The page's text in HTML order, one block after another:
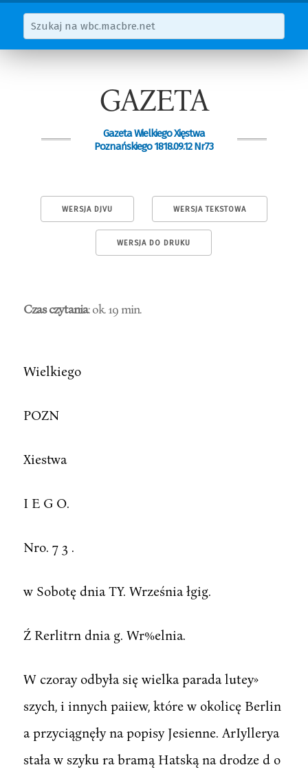
GAZETA
Gazeta Wielkiego Xięstwa
Poznańskiego 1818.09.12 Nr73
WERSJA DJVU WERSJA TEKSTOWA
WERSJA DO DRUKU
Czas czytania: ok. 19 min.
Wielkiego
POZN
Xiestwa
I E G O.
Nro. 7 3 .
w Sobotę dnia TY. Września łgig.
Ź Rerlitrn dnia g. Wr%elnia.
W czoray odbyła się wielka parada lutey»
szych, i innych paiiew, które w okolicę Berlin
a przyciągnęły na popisy Jesienne. ArIyllerya
stała w szyku ra bramą Hatską na drodze d o